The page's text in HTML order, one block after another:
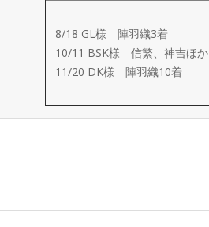
ー
メ
イ
製
8/18 GL様 陣羽織3着
10/11 BSK様 信繁、神吉ほか
11/20 DK様 陣羽織10着